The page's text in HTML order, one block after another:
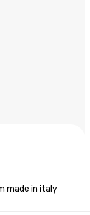
made in italy